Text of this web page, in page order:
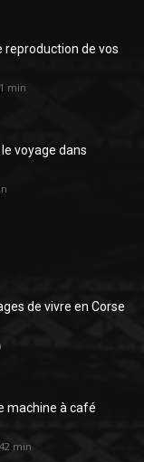
reproduction de vos
min
voyage dans
de vivre en Corse
machine à café
min